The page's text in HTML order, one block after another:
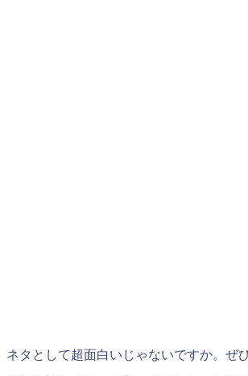
ネタとして超面白いじゃないですか。ぜ